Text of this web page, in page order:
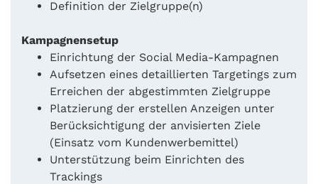
Definition der Zielgruppe(n)
Kampagnensetup
Einrichtung der Social Media-Kampagnen
Aufsetzen eines detaillierten Targetings zum
Erreichen der abgestimmten Zielgruppe
Platzierung der erstellen Anzeigen unter
Berücksichtigung der anvisierten Ziele
(Einsatz vom Kundenwerbemittel)
Unterstützung beim Einrichten des
Trackings